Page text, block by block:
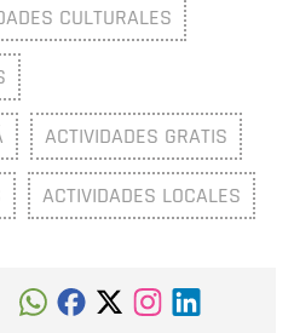
CULTURALES
ACTIVIDADES GRATIS
ACTIVIDADES LOCALES